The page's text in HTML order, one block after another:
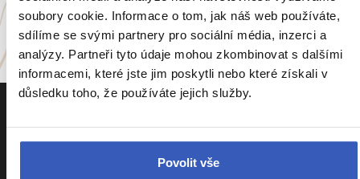
soubory cookie. Informace o tom, jak náš web používáte,
sdílíme se svými partnery pro sociální média, inzerci a
analýzy. Partneři tyto údaje mohou zkombinovat s dalšími
informacemi, které jste jim poskytli nebo které získali v
důsledku toho, že používáte jejich služby.
Povolit vše
a 54 dalších koutů světa